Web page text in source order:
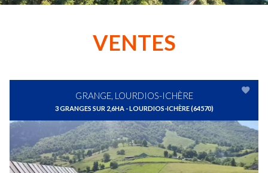
VENTES
GRANGE, LOURDIOS-ICHÈRE
3 GRANGES SUR 2,6HA - LOURDIOS-ICHÈRE (64570)